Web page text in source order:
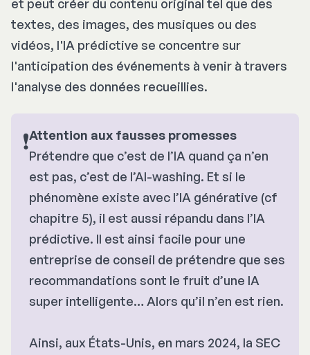
et peut créer du contenu original tel que des
textes, des images, des musiques ou des
vidéos, l'IA prédictive se concentre sur
l'anticipation des événements à venir à travers
l'analyse des données recueillies.
❗Attention aux fausses promesses
Prétendre que c’est de l’IA quand ça n’en
est pas, c’est de l’AI-washing. Et si le
phénomène existe avec l’IA générative (cf
chapitre 5), il est aussi répandu dans l’IA
prédictive. Il est ainsi facile pour une
entreprise de conseil de prétendre que ses
recommandations sont le fruit d’une IA
super intelligente… Alors qu’il n’en est rien.
Ainsi, aux États-Unis, en mars 2024, la SEC